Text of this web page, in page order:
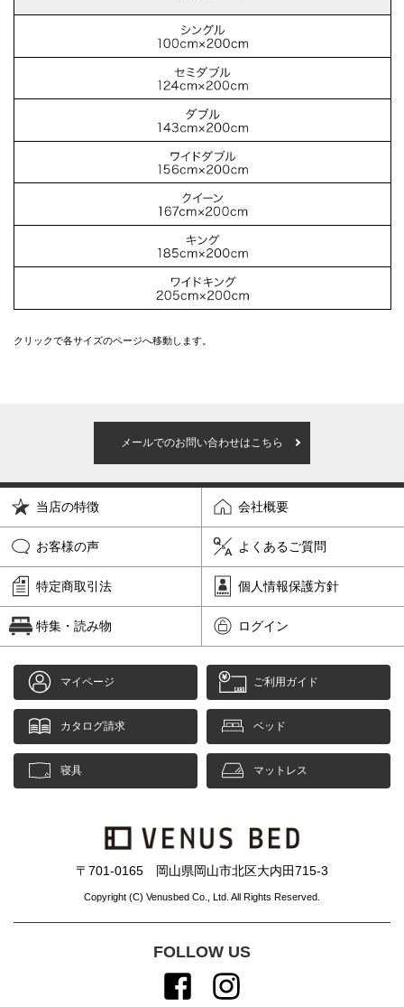
クリックで各サイズのページへ移動します。
メールでのお問い合わせはこちら
当店の特徴 会社概要
お客様の声 よくあるご質問
特定商取引法 個人情報保護方針
特集・読み物 ログイン
マイページ ご利用ガイド
カタログ請求 ベッド
寝具 マットレス
〒701-0165 岡山県岡山市北区大内田715-3
Copyright (C) Venusbed Co., Ltd. All Rights Reserved.
FOLLOW US